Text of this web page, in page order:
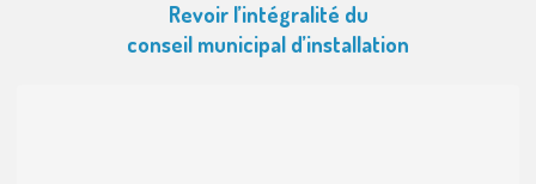
Revoir l’intégralité du
conseil municipal d’installation